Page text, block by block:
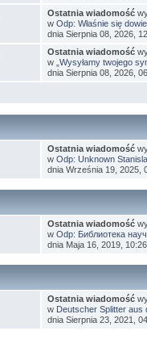
Ostatnia wiadomość
wOdp: Właśnie się
dnia Sierpnia 08, 2026,
Ostatnia wiadomość
w „Wysyłamy twojego
dnia Sierpnia 08, 2026,
Ostatnia wiadomość
wOdp: Unknown
dnia Września 19, 2025,
Ostatnia wiadomość
wOdp: Библиотека
dnia Maja 16, 2019,
Ostatnia wiadomość
w Deutscher Splitter aus
dnia Sierpnia 23, 2021,